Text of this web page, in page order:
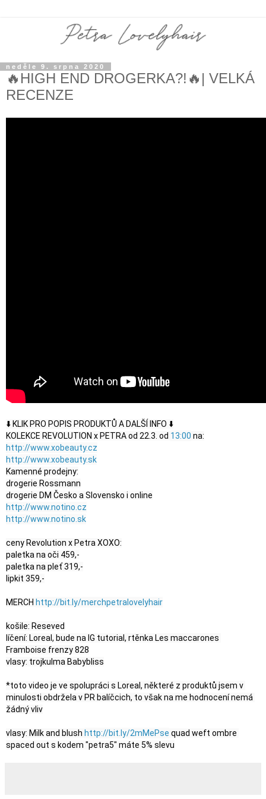
neděle 9. srpna 2020
🔥HIGH END DROGERKA?!🔥| VELKÁ
RECENZE
⬇️ KLIK PRO POPIS PRODUKTŮ A DALŠÍ INFO ⬇️
KOLEKCE REVOLUTION x PETRA od 22.3. od 13:00
http://www.xobeauty.cz
http://www.xobeauty.sk
Kamenné prodejny:
drogerie Rossmann
http://www.notino.cz
http://www.notino.sk
ceny Revolution x Petra XOXO:
paletka na oči 459,-
paletka na pleť 319,-
lipkit 359,-
MERCH http://bit.ly/merchpetralovelyhair
košile: Reseved
líčení: Loreal, bude na IG tutorial, rtěnka Les maccarones
Framboise frenzy 828
vlasy: trojkulma Babybliss
*toto video je ve spolupráci s Loreal, některé z produktů jsem v
minulosti obdržela v PR balíčcich, to však na me hodnocení nemá
žádný vliv
vlasy: Milk and blush http://bit.ly/2mMePse quad weft ombre
spaced out s kodem "petra5" máte 5% slevu